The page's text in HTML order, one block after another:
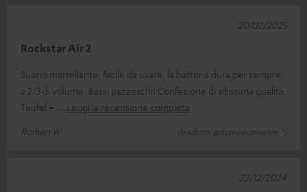
Rockstar Air 2
Suono martellante, facile da usare, la batteria dura per sempre
a 2/3 di volume. Bassi pazzeschi! Confezione di altissima qualità.
Teufel =
Leggi la recensione completa
Roman W.
(tradotto automaticamente *)
20/02/2025
22/12/2024